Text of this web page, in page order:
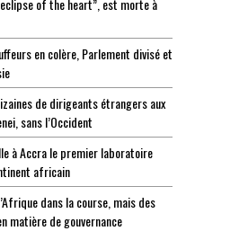
of the heart”, est morte à
en colère, Parlement divisé et
de dirigeants étrangers aux
sans l’Occident
à Accra le premier laboratoire
africain
dans la course, mais des
matière de gouvernance